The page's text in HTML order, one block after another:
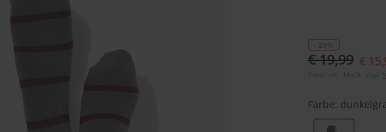
- 20%
€ 19,99 €
Farbe: